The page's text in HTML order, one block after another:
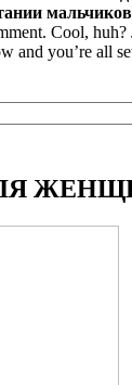
Cool, huh?
and you’re all